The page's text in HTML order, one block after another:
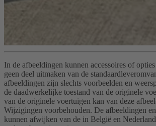
In de afbeeldingen kunnen accessoires of
geen deel uitmaken van de
afbeeldingen zijn slechts voorbeelden en
de daadwerkelijke toestand van de originele
van de originele voertuigen kan van deze
Wijzigingen voorbehouden. De afbeeldingen
kunnen afwijken van de in België en